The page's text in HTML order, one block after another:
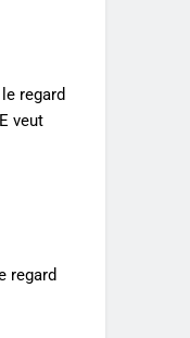
regard
veut
regard